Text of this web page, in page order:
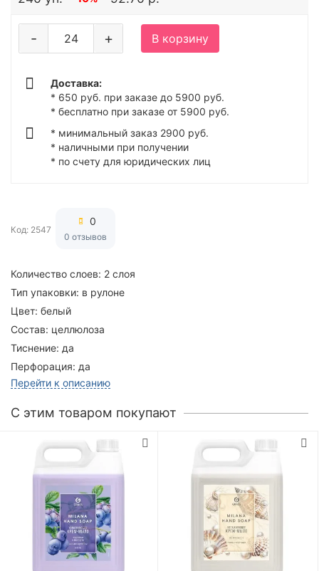
Количество слоев: 2 слоя
Тип упаковки: в рулоне
Цвет: белый
Состав: целлюлоза
Тиснение: да
Перфорация: да
Перейти к описанию
+
- В корзину
Доставка:
* 650 руб. при заказе до 5900 руб.
* бесплатно при заказе от 5900 руб.
* минимальный заказ 2900 руб.
* наличными при получении
* по счету для юридических лиц
Код: 2547
0
0 отзывов
C этим товаром покупают